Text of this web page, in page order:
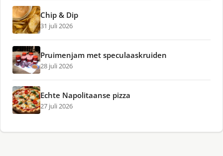
Chip & Dip
31 juli 2026
Pruimenjam met speculaaskruiden
28 juli 2026
Echte Napolitaanse pizza
27 juli 2026